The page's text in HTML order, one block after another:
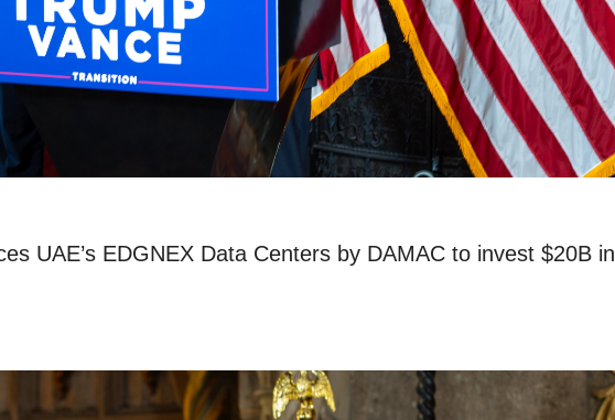
UAE’s EDGNEX Data Centers by DAMAC to invest $20B in